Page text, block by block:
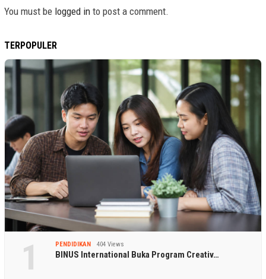
You must be logged in to post a comment.
TERPOPULER
1 PENDIDIKAN 404 Views
BINUS International Buka Program Creativ…